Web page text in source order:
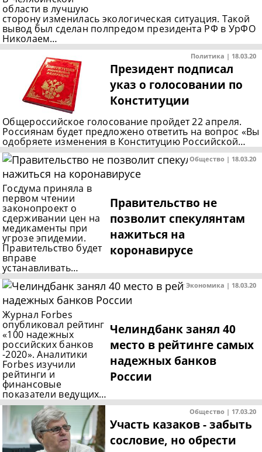
области в лучшую
сторону изменилась экологическая ситуация. Такой
вывод был сделан полпредом президента РФ в УрФО
Николаем…
Политика | 18.03.20
Президент подписал
указ о голосовании по
Конституции
Общероссийское голосование пройдет 22 апреля.
Россиянам будет предложено ответить на вопрос «Вы
одобряете изменения в Конституцию Российской…
Общество | 18.03.20
Правительство не
позволит спекулянтам
нажиться на
коронавирусе
Госдума приняла в
первом чтении
законопроект о
сдерживании цен на
медикаменты при
угрозе эпидемии.
Правительство будет
вправе
устанавливать…
Экономика | 18.03.20
Челиндбанк занял 40
место в рейтинге самых
надежных банков
России
Журнал Forbes
опубликовал рейтинг
«100 надежных
российских банков
-2020». Аналитики
Forbes изучили
рейтинги и
финансовые
показатели ведущих…
Общество | 17.03.20
Участь казаков - забыть
сословие, но обрести